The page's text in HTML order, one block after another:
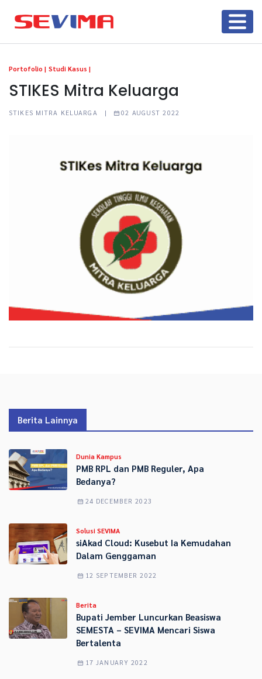
Portofolio | Studi Kasus |
STIKES Mitra Keluarga
STIKES MITRA KELUARGA | 02 AUGUST 2022
Berita Lainnya
Dunia Kampus
PMB RPL dan PMB Reguler, Apa
Bedanya?
24 DECEMBER 2023
Solusi SEVIMA
siAkad Cloud: Kusebut Ia Kemudahan
Dalam Genggaman
12 SEPTEMBER 2022
Berita
Bupati Jember Luncurkan Beasiswa
SEMESTA – SEVIMA Mencari Siswa
Bertalenta
17 JANUARY 2022